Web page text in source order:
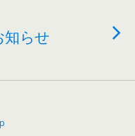
知らせ